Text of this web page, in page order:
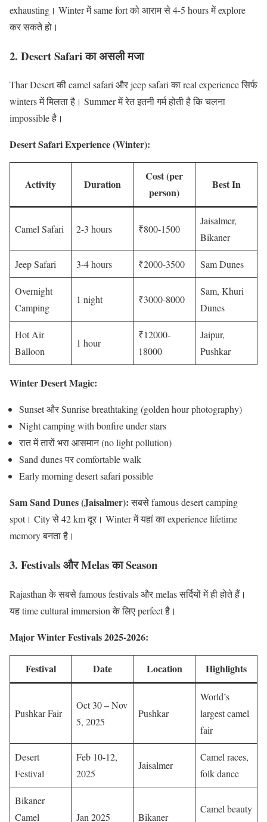
exhausting। Winter में same fort को आराम से 4-5 hours में explore
कर सकते हो।
2. Desert Safari का असली मजा
Thar Desert की camel safari और jeep safari का real experience सिर्फ
winters में मिलता है। Summer में रेत इतनी गर्म होती है कि चलना
impossible है।
Desert Safari Experience (Winter):
Activity Duration
Cost (per
person)
Best In
Camel Safari 2-3 hours ₹800-1500
Jaisalmer,
Bikaner
Jeep Safari 3-4 hours ₹2000-3500 Sam Dunes
Overnight
Camping
1 night ₹3000-8000
Sam, Khuri
Dunes
Hot Air
Balloon
1 hour
₹12000-
18000
Jaipur,
Pushkar
Winter Desert Magic:
Sunset और Sunrise breathtaking (golden hour photography)
Night camping with bonfire under stars
रात में तारों भरा आसमान (no light pollution)
Sand dunes पर comfortable walk
Early morning desert safari possible
Sam Sand Dunes (Jaisalmer):सबसे famous desert camping
spot। City से 42 km दूर। Winter में यहां का experience lifetime
memory बनता है।
3. Festivals और Melas का Season
Rajasthan के सबसे famous festivals और melas सर्दियों में ही होते हैं।
यह time cultural immersion के लिए perfect है।
Major Winter Festivals 2025-2026:
Festival Date Location Highlights
Pushkar Fair
Oct 30 – Nov
5, 2025
Pushkar
World’s
largest camel
fair
Desert
Festival
Feb 10-12,
2025
Jaisalmer
Camel races,
folk dance
Bikaner
Camel
Jan 2025 Bikaner
Camel beauty